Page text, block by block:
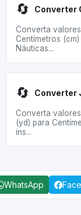
🔄
Converta
Centímetros
Náuticas...
🔄
Converta
(yd) para
ins...
WhatsApp